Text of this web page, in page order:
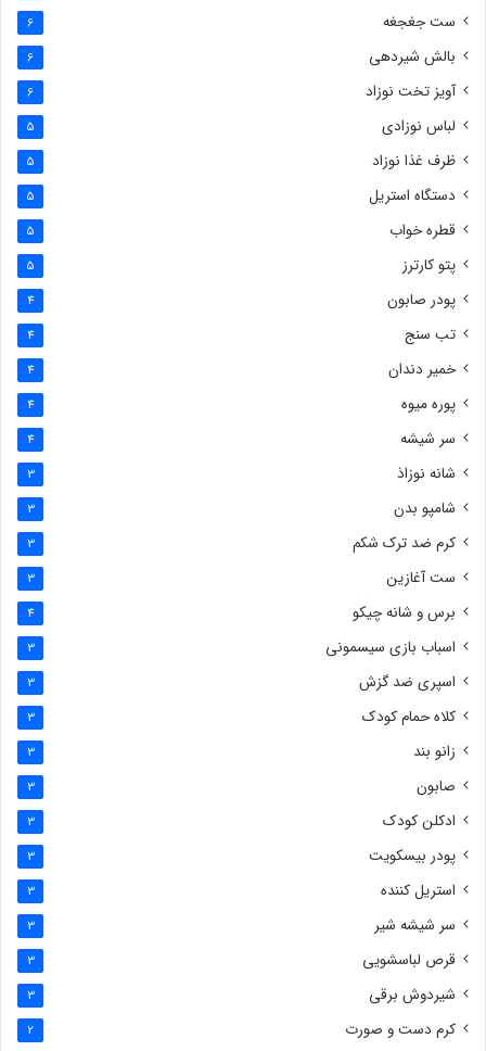
ست جغجغه 6
بالش شیردهی 6
آویز تخت نوزاد 6
لباس نوزادی 5
ظرف غذا نوزاد 5
دستگاه استریل 5
قطره خواب 5
پتو کارترز 5
پودر صابون 4
تب سنج 4
خمیر دندان 4
پوره میوه 4
سر شیشه 4
شانه نوزاذ 3
شامپو بدن 3
کرم ضد ترک شکم 3
ست آغازین 3
برس و شانه چیکو 4
اسباب بازی سیسمونی 3
اسپری ضد گزش 3
کلاه حمام کودک 3
زانو بند 3
صابون 3
ادکلن کودک 3
پودر بیسکویت 3
استریل کننده 3
سر شیشه شیر 3
قرص لباسشویی 3
شیردوش برقی 3
کرم دست و صورت 2